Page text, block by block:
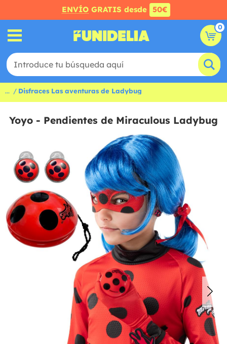
ENVÍO GRATIS desde 50€
0
... Disfraces Las aventuras de Ladybug
Yoyo - Pendientes de Miraculous Ladybug